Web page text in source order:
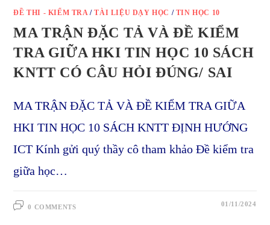
ĐỀ THI - KIỂM TRA /TÀI LIỆU DẠY HỌC / TIN HỌC 10
MA TRẬN ĐẶC TẢ VÀ ĐỀ KIỂM
TRA GIỮA HKI TIN HỌC 10 SÁCH
KNTT CÓ CÂU HỎI ĐÚNG/ SAI
MA TRẬN ĐẶC TẢ VÀ ĐỀ KIỂM TRA GIỮA
HKI TIN HỌC 10 SÁCH KNTT ĐỊNH HƯỚNG
ICT Kính gửi quý thầy cô tham khảo Đề kiểm tra
giữa học…
0 COMMENTS 01/11/2024